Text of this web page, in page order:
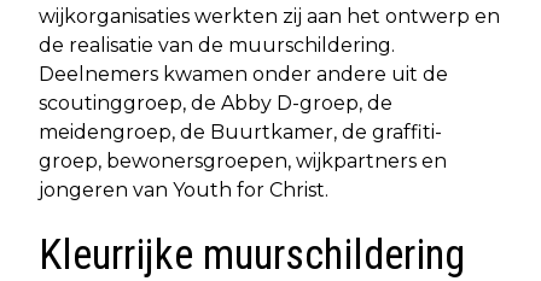
wijkorganisaties werkten zij aan het ontwerp en
de realisatie van de muurschildering.
Deelnemers kwamen onder andere uit de
scoutinggroep, de Abby D-groep, de
meidengroep, de Buurtkamer, de graffiti-
groep, bewonersgroepen, wijkpartners en
jongeren van Youth for Christ.
Kleurrijke muurschildering